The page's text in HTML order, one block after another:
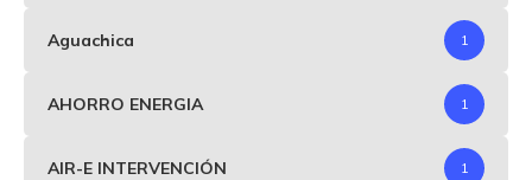
Aguachica 1
AHORRO ENERGIA 1
AIR-E INTERVENCIÓN 1